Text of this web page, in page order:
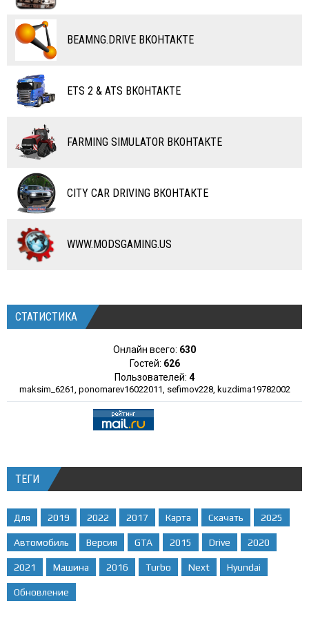
САМОЛЕТЫ
RC ТРАНСПОРТ
КАРТЫ
ЧИТЫ
ПРОГРАММЫ
BEAMNG.DRIVE ВКОНТАКТЕ
ETS 2 & ATS ВКОНТАКТЕ
FARMING SIMULATOR ВКОНТАКТЕ
CITY CAR DRIVING ВКОНТАКТЕ
WWW.MODSGAMING.US
СТАТИСТИКА
Онлайн всего: 630
Гостей: 626
Пользователей: 4
maksim_6261, ponomarev16022011, sefimov228, kuzdima19782002
ТЕГИ
Для 2019 2022 2017 Карта Скачать 2025
Автомобиль Версия GTA 2015 Drive 2020
2021 Машина 2016 Turbo Next Hyundai
Обновление